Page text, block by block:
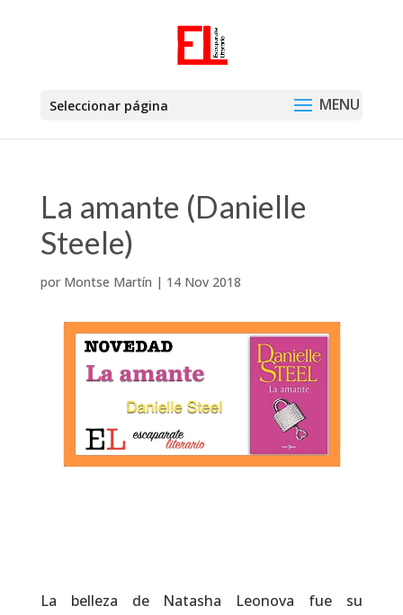
Seleccionar página
La amante (Danielle
Steele)
por Montse Martín | 14 Nov 2018
La belleza de Natasha Leonova fue su